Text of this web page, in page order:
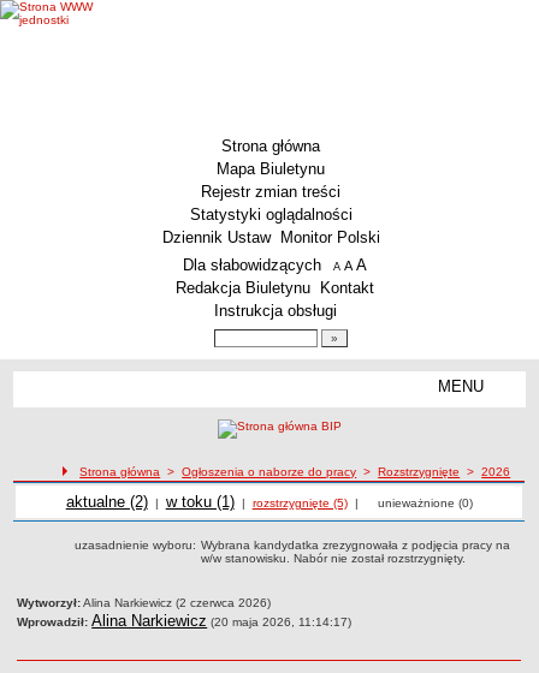
Strona główna
Mapa Biuletynu
Rejestr zmian treści
Statystyki oglądalności
Dziennik Ustaw
Monitor Polski
Menu dodatkowe
Dla słabowidzących A pomniejsz czcionkę
A standardowy rozmiar czcionki
A
Redakcja Biuletynu
Kontakt
Instrukcja obsługi
MENU
Dane podstawowe
KSeF – wystawianie faktur dla MCS Wrocław
Status prawny
Kierownictwo
Działalność
Dokumenty organizacyjne
Strona główna >Ogłoszenia o naborze do pracy >Rozstrzygnięte >2026
Ogłoszenia o naborze
aktualne (2)| Ogłoszenia o naborze
w toku (1)| Ogłoszenia o naborze
rozstrzygnięte (5)| Ogłoszenia o naborze
unieważnione (0)
uzasadnienie wyboru: Wybrana kandydatka zrezygnowała z podjęcia pracy na
w/w stanowisku. Nabór nie został rozstrzygnięty.
Wytworzył:Alina Narkiewicz (2 czerwca 2026)
Wprowadził: Alina Narkiewicz (20 maja 2026, 11:14:17)